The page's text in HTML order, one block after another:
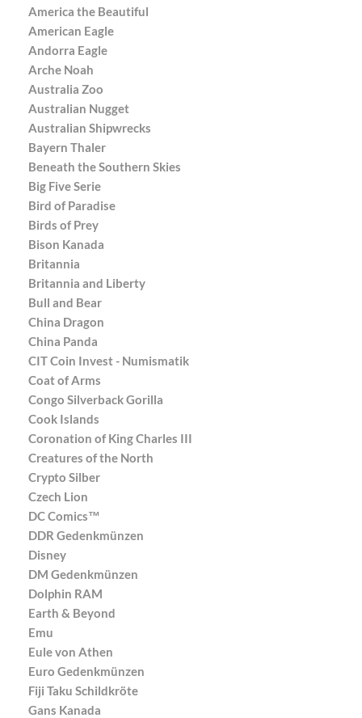
America the Beautiful
American Eagle
Andorra Eagle
Arche Noah
Australia Zoo
Australian Nugget
Australian Shipwrecks
Bayern Thaler
Beneath the Southern Skies
Big Five Serie
Bird of Paradise
Birds of Prey
Bison Kanada
Britannia
Britannia and Liberty
Bull and Bear
China Dragon
China Panda
CIT Coin Invest - Numismatik
Coat of Arms
Congo Silverback Gorilla
Cook Islands
Coronation of King Charles III
Creatures of the North
Crypto Silber
Czech Lion
DC Comics™
DDR Gedenkmünzen
Disney
DM Gedenkmünzen
Dolphin RAM
Earth & Beyond
Emu
Eule von Athen
Euro Gedenkmünzen
Fiji Taku Schildkröte
Gans Kanada